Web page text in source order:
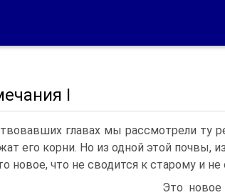
I
главах мы рассмотрели ту
его корни. Но из одной этой почвы,
новое, что не сводится к старому и не
Это